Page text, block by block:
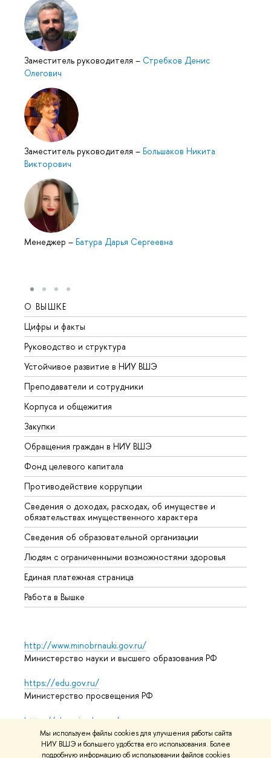
Мы используем файлы cookies для улучшения работы сайта
НИУ ВШЭ и большего удобства его использования. Более
подробную информацию об использовании файлов cookies
Заместитель руководителя – Стребков Денис
Олегович
Заместитель руководителя – Большаков Никита
Викторович
Менеджер – Батура Дарья Сергеевна
О ВЫШКЕ
Цифры и факты
Руководство и структура
Устойчивое развитие в НИУ ВШЭ
Преподаватели и сотрудники
Корпуса и общежития
Закупки
Обращения граждан в НИУ ВШЭ
Фонд целевого капитала
Противодействие коррупции
Сведения о доходах, расходах, об имуществе и
обязательствах имущественного характера
Сведения об образовательной организации
Людям с ограниченными возможностями здоровья
Единая платежная страница
Работа в Вышке
http://www.minobrnauki.gov.ru/
Министерство науки и высшего образования РФ
https://edu.gov.ru/
Министерство просвещения РФ
https://elearning.hse.ru/mooc
Массовые открытые онлайн-курсы